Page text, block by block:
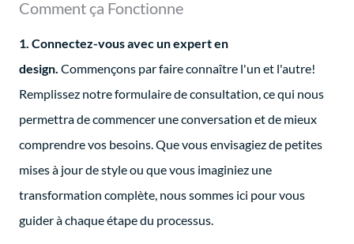
Comment ça Fonctionne
1. Connectez-vous avec un expert en
design. Commençons par faire connaître l'un et l'autre!
Remplissez notre formulaire de consultation, ce qui nous
permettra de commencer une conversation et de mieux
comprendre vos besoins. Que vous envisagiez de petites
mises à jour de style ou que vous imaginiez une
transformation complète, nous sommes ici pour vous
guider à chaque étape du processus.